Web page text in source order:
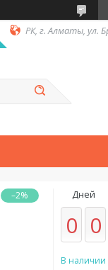
РК, г. Алматы, ул.
–2% Дней
0 0
В наличии